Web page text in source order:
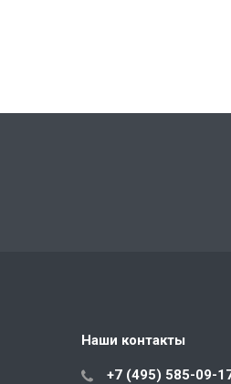
Наши контакты
+7 (495) 585-09-